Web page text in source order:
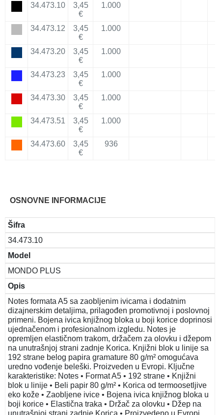
34.473.10
3,45
€
1.000
34.473.12
3,45
€
1.000
34.473.20
3,45
€
1.000
34.473.23
3,45
€
1.000
34.473.30
3,45
€
1.000
34.473.51
3,45
€
1.000
34.473.60
3,45
€
936
OSNOVNE INFORMACIJE
Šifra
34.473.10
Model
MONDO PLUS
Opis
Notes formata A5 sa zaobljenim ivicama i dodatnim
dizajnerskim detaljima, prilagođen promotivnoj i poslovnoj
primeni. Bojena ivica knjižnog bloka u boji korice doprinosi
ujednačenom i profesionalnom izgledu. Notes je
opremljen elastičnom trakom, držačem za olovku i džepom
na unutrašnjoj strani zadnje Korica. Knjižni blok u linije sa
192 strane belog papira gramature 80 g/m² omogućava
uredno vođenje beleški. Proizveden u Evropi. Ključne
karakteristike: Notes • Format A5 • 192 strane • Knjižni
blok u linije • Beli papir 80 g/m² • Korica od termoosetljive
eko kože • Zaobljene ivice • Bojena ivica knjižnog bloka u
boji korice • Elastična traka • Držač za olovku • Džep na
unutrašnjoj strani zadnje Korica • Proizvedeno u Evropi